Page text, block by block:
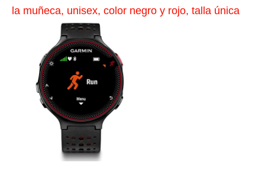
la muñeca, unisex, color negro y rojo, talla única